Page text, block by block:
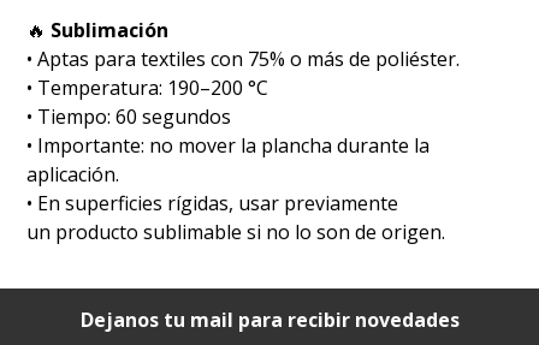
🔥 Sublimación
•⁠ ⁠Aptas para textiles con 75% o más de poliéster.
•⁠ ⁠Temperatura: 190–200 °C
•⁠ ⁠Tiempo: 60 segundos
•⁠ ⁠Importante: no mover la plancha durante la
aplicación.
•⁠ ⁠En superficies rígidas, usar previamente
un producto sublimable si no lo son de origen.
Dejanos tu mail para recibir novedades